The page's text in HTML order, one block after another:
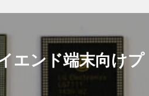
エンド端末向けプ